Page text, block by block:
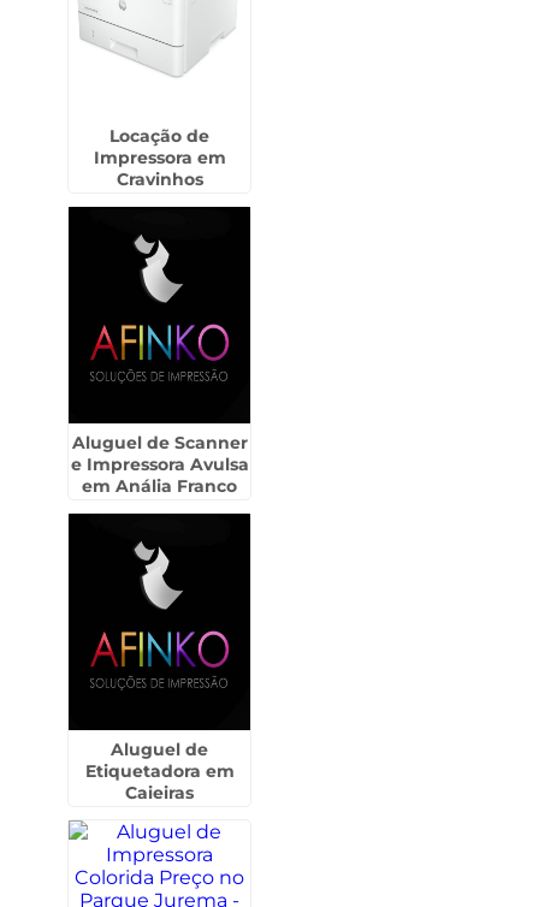
Locação de
Impressora em
Cravinhos
Aluguel de Scanner
e Impressora Avulsa
em Anália Franco
Aluguel de
Etiquetadora em
Caieiras